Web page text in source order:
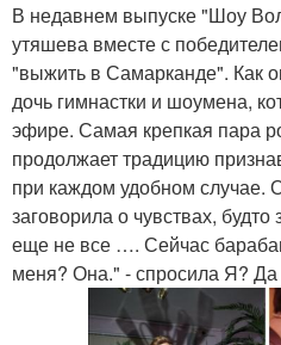
В недавнем выпуске "Шоу
утяшева вместе с
"выжить в Самарканде". Как
дочь гимнастки и шоумена,
эфире. Самая крепкая пара
продолжает традицию
при каждом удобном случае.
заговорила о чувствах,
еще не все …. Сейчас
меня? Она." - спросила Я? Да